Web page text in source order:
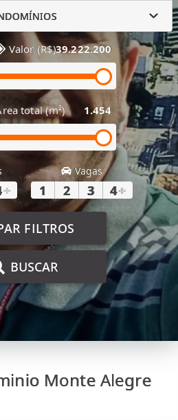
Valor (R$)39.222.200
total (m²) 1.454
+
Vagas
1 2 3 4+
FILTROS
BUSCAR
Monte Alegre